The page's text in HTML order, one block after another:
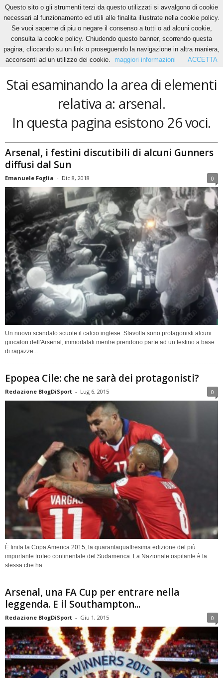
Home Tags Arsenal
arsenal
Stai esaminando la area di elementi
relativa a: arsenal.
In questa pagina esistono 26 voci.
Arsenal, i festini discutibili di alcuni Gunners
diffusi dal Sun
Emanuele Foglia - Dic 8, 2018 0
Un nuovo scandalo scuote il calcio inglese. Stavolta sono protagonisti alcuni
giocatori dell'Arsenal, immortalati mentre prendono parte ad un festino a base
di ragazze...
Epopea Cile: che ne sarà dei protagonisti?
Redazione BlogDiSport - Lug 6, 2015 0
È finita la Copa America 2015, la quarantaquattresima edizione del più
importante trofeo continentale del Sudamerica. La Nazionale ospitante è la
stessa che ha...
Arsenal, una FA Cup per entrare nella
leggenda. E il Southampton...
Redazione BlogDiSport - Giu 1, 2015 0
Questo sito o gli strumenti terzi da questo utilizzati si avvalgono di cookie
necessari al funzionamento ed utili alle finalita illustrate nella cookie policy.
Se vuoi saperne di piu o negare il consenso a tutti o ad alcuni cookie,
consulta la cookie policy. Chiudendo questo banner, scorrendo questa
pagina, cliccando su un link o proseguendo la navigazione in altra maniera,
acconsenti ad un utilizzo dei cookie.
maggiori informazioni ACCETTA